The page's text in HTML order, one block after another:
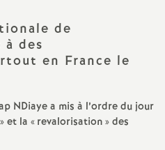
n
de
des
en France le
NDiaye a mis à l’ordre du jour
» et la «revalorisation» des